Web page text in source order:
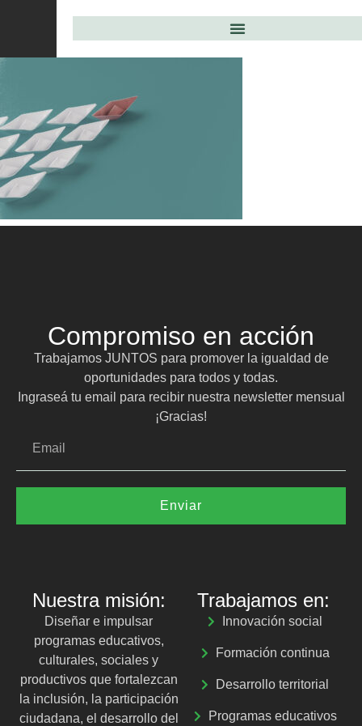
Compromiso en acción
Trabajamos JUNTOS para promover la igualdad de
oportunidades para todos y todas.
Ingraseá tu email para recibir nuestra newsletter mensual
¡Gracias!
Enviar
Nuestra misión:
Diseñar e impulsar
programas educativos,
culturales, sociales y
productivos que fortalezcan
la inclusión, la participación
ciudadana, el desarrollo del
Trabajamos en:
Innovación social
Formación continua
Desarrollo territorial
Programas educativos